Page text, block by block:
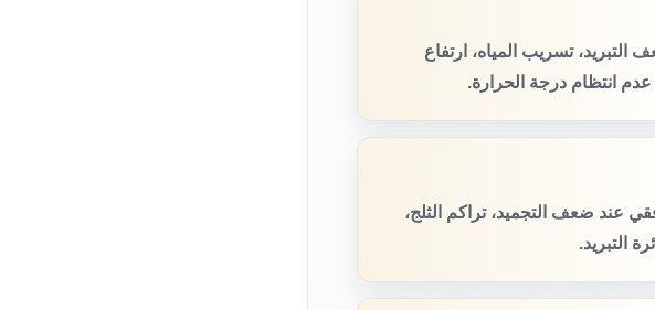
تسريب المياه، ارتفاع
انتظام درجة الحرارة.
عند ضعف التجميد، تراكم الثلج،
التبريد.